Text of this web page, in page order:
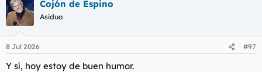
Cojón de Espino
Asiduo
8 Jul 2026 #97
Y sí, hoy estoy de buen humor.